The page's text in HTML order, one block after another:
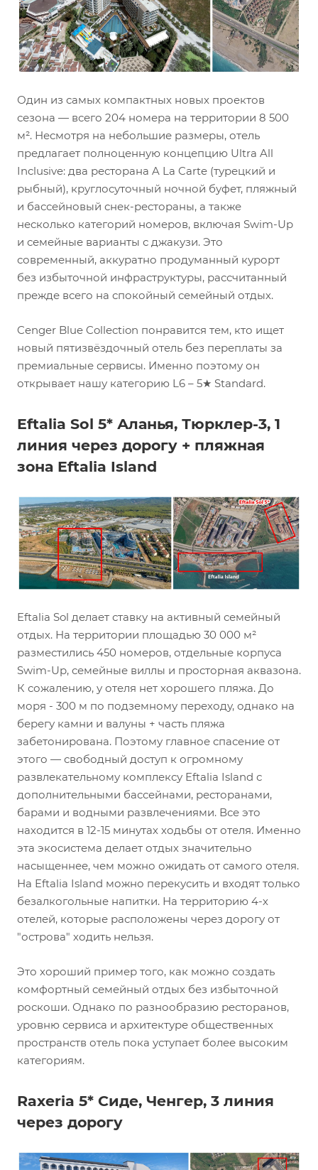
Один из самых компактных новых проектов
сезона — всего 204 номера на территории 8 500
м². Несмотря на небольшие размеры, отель
предлагает полноценную концепцию Ultra All
Inclusive: два ресторана A La Carte (турецкий и
рыбный), круглосуточный ночной буфет, пляжный
и бассейновый снек-рестораны, а также
несколько категорий номеров, включая Swim-Up
и семейные варианты с джакузи. Это
современный, аккуратно продуманный курорт
без избыточной инфраструктуры, рассчитанный
прежде всего на спокойный семейный отдых.
Cenger Blue Collection понравится тем, кто ищет
новый пятизвёздочный отель без переплаты за
премиальные сервисы. Именно поэтому он
открывает нашу категорию L6 – 5★ Standard.
Eftalia Sol 5* Аланья, Тюрклер-3, 1
линия через дорогу + пляжная
зона Eftalia Island
Eftalia Sol делает ставку на активный семейный
отдых. На территории площадью 30 000 м²
разместились 450 номеров, отдельные корпуса
Swim-Up, семейные виллы и просторная аквазона.
К сожалению, у отеля нет хорошего пляжа. До
моря - 300 м по подземному переходу, однако на
берегу камни и валуны + часть пляжа
забетонирована. Поэтому главное спасение от
этого — свободный доступ к огромному
развлекательному комплексу Eftalia Island с
дополнительными бассейнами, ресторанами,
барами и водными развлечениями. Все это
находится в 12-15 минутах ходьбы от отеля. Именно
эта экосистема делает отдых значительно
насыщеннее, чем можно ожидать от самого отеля.
На Eftalia Island можно перекусить и входят только
безалкогольные напитки. На территорию 4-х
отелей, которые расположены через дорогу от
"острова" ходить нельзя.
Это хороший пример того, как можно создать
комфортный семейный отдых без избыточной
роскоши. Однако по разнообразию ресторанов,
уровню сервиса и архитектуре общественных
пространств отель пока уступает более высоким
категориям.
Raxeria 5* Сиде, Ченгер, 3 линия
через дорогу